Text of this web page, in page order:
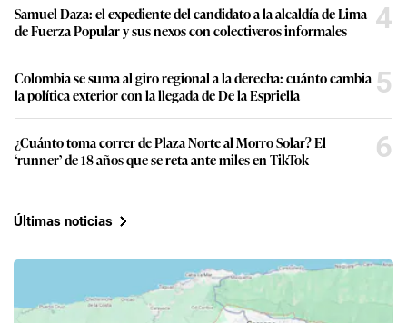
Samuel Daza: el expediente del candidato a la alcaldía de Lima
de Fuerza Popular y sus nexos con colectiveros informales
4
Colombia se suma al giro regional a la derecha: cuánto cambia
la política exterior con la llegada de De la Espriella
5
¿Cuánto toma correr de Plaza Norte al Morro Solar? El
‘runner’ de 18 años que se reta ante miles en TikTok
6
Últimas noticias